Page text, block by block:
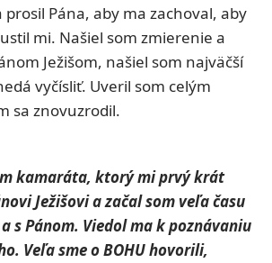
Pána, aby ma zachoval, aby
mi. Našiel som zmierenie a
Ježišom, našiel som najväčší
vyčísliť. Uveril som celým
sa znovuzrodil.
kamaráta, ktorý mi prvý krát
Ježišovi a začal som veľa času
s Pánom. Viedol ma k poznávaniu
Veľa sme o BOHU hovorili,